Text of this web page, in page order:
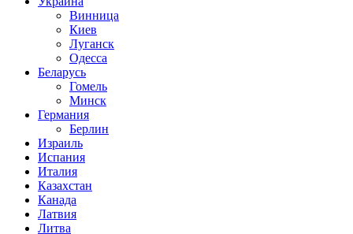
Винница
Киев
Луганск
Одесса
Беларусь
Гомель
Минск
Германия
Берлин
Израиль
Испания
Италия
Казахстан
Канада
Латвия
Литва